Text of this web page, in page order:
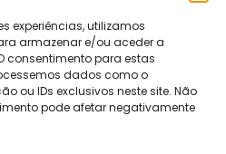
experiências, utilizamos
armazenar e/ou aceder a
consentimento para estas
dados como o
ou IDs exclusivos neste site. Não
pode afetar negativamente